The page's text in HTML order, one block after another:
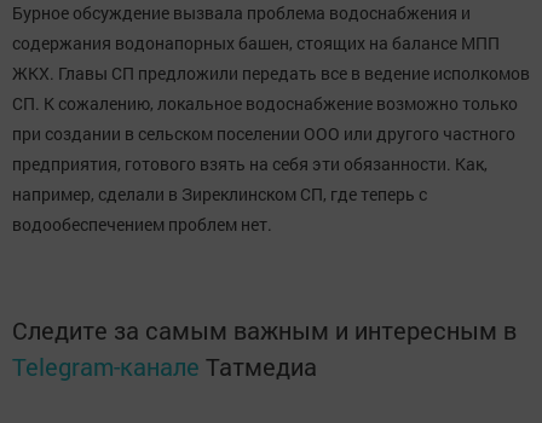
Бурное обсуждение вызвала проблема водоснабжения и
содержания водонапорных башен, стоящих на балансе МПП
ЖКХ. Главы СП предложили передать все в ведение исполкомов
СП. К сожалению, локальное водоснабжение возможно только
при создании в сельском поселении ООО или другого частного
предприятия, готового взять на себя эти обязанности. Как,
например, сделали в Зиреклинском СП, где теперь с
водообеспечением проблем нет.
Следите за самым важным и интересным в
Telegram-канале Татмедиа